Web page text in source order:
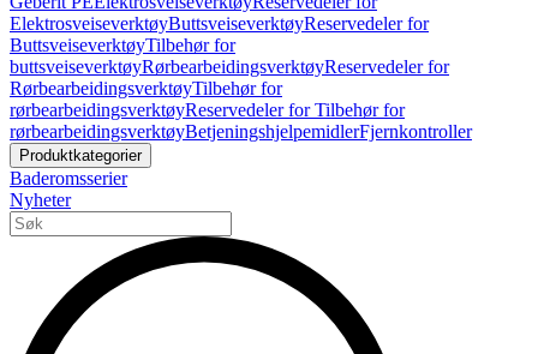
ElektrosveiseverktøyButtsveiseverktøyReservedeler for
ButtsveiseverktøyTilbehør for
buttsveiseverktøyRørbearbeidingsverktøyReservedeler for
RørbearbeidingsverktøyTilbehør for
rørbearbeidingsverktøyReservedeler for Tilbehør for
rørbearbeidingsverktøyBetjeningshjelpemidlerFjernkontroller
Produktkategorier
Baderomsserier
Nyheter